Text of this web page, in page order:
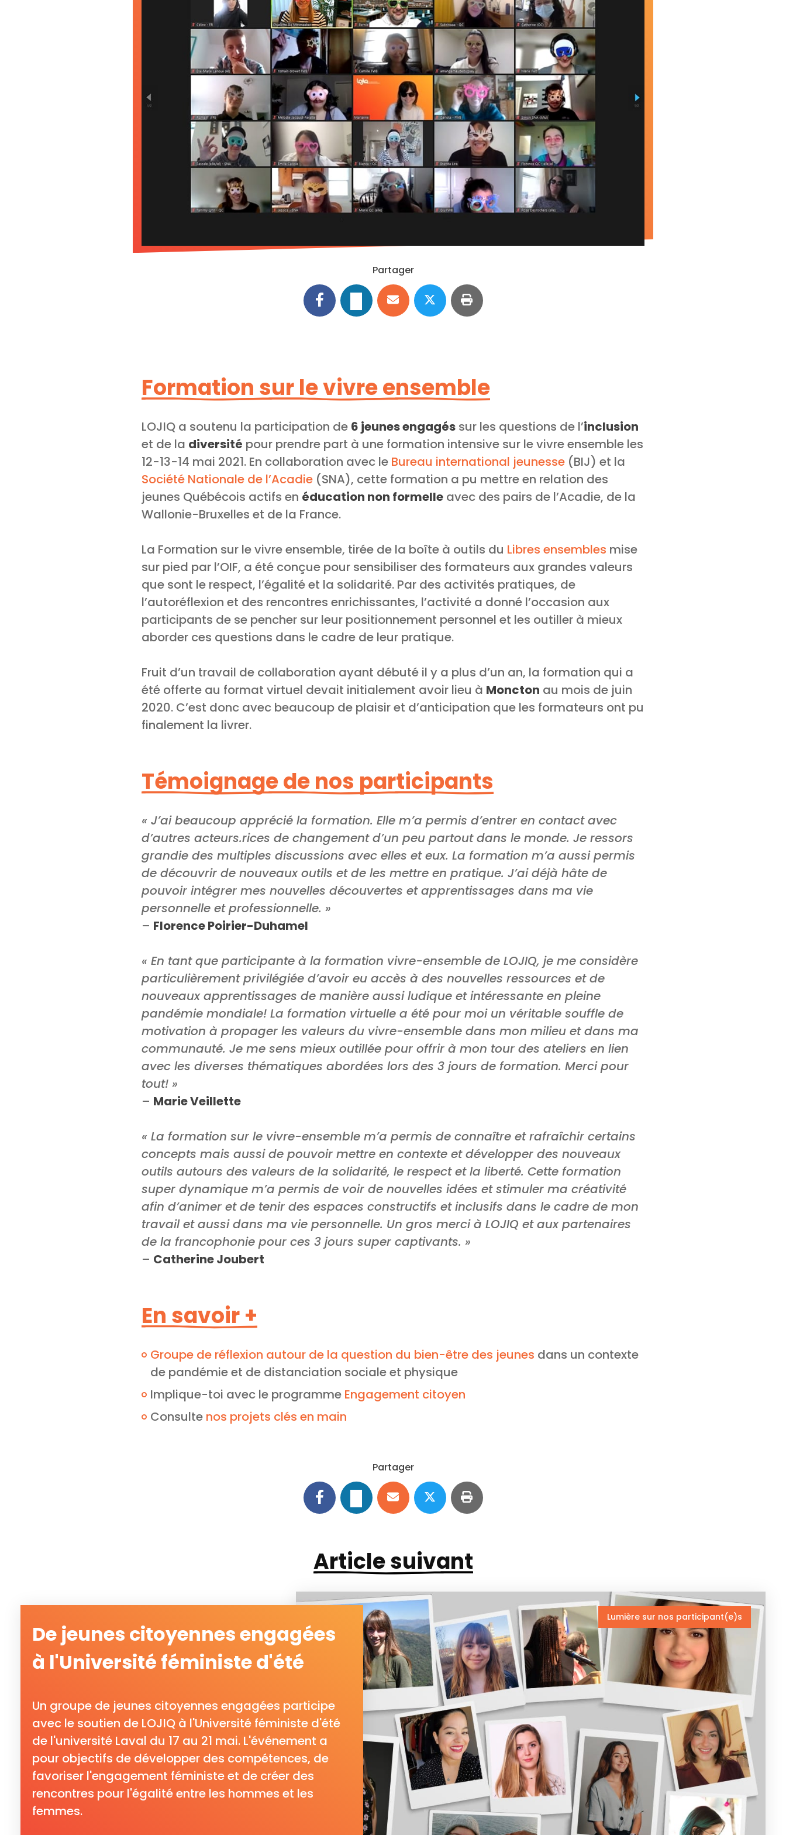
Partager
Formation sur le vivre ensemble
LOJIQ a soutenu la participation de 6 jeunes engagés sur les questions de l’inclusion
et de la diversité pour prendre part à une formation intensive sur le vivre ensemble les
12-13-14 mai 2021. En collaboration avec le Bureau international jeunesse (BIJ) et la
Société Nationale de l’Acadie (SNA), cette formation a pu mettre en relation des
jeunes Québécois actifs en éducation non formelle avec des pairs de l’Acadie, de la
Wallonie-Bruxelles et de la France.
La Formation sur le vivre ensemble, tirée de la boîte à outils du Libres ensembles mise
sur pied par l’OIF, a été conçue pour sensibiliser des formateurs aux grandes valeurs
que sont le respect, l’égalité et la solidarité. Par des activités pratiques, de
l’autoréflexion et des rencontres enrichissantes, l’activité a donné l’occasion aux
participants de se pencher sur leur positionnement personnel et les outiller à mieux
aborder ces questions dans le cadre de leur pratique.
Fruit d’un travail de collaboration ayant débuté il y a plus d’un an, la formation qui a
été offerte au format virtuel devait initialement avoir lieu à Moncton au mois de juin
2020. C’est donc avec beaucoup de plaisir et d’anticipation que les formateurs ont pu
finalement la livrer.
Témoignage de nos participants
« J’ai beaucoup apprécié la formation. Elle m’a permis d’entrer en contact avec
d’autres acteurs.rices de changement d’un peu partout dans le monde. Je ressors
grandie des multiples discussions avec elles et eux. La formation m’a aussi permis
de découvrir de nouveaux outils et de les mettre en pratique. J’ai déjà hâte de
pouvoir intégrer mes nouvelles découvertes et apprentissages dans ma vie
personnelle et professionnelle. »
– Florence Poirier-Duhamel
« En tant que participante à la formation vivre-ensemble de LOJIQ, je me considère
particulièrement privilégiée d’avoir eu accès à des nouvelles ressources et de
nouveaux apprentissages de manière aussi ludique et intéressante en pleine
pandémie mondiale! La formation virtuelle a été pour moi un véritable souffle de
motivation à propager les valeurs du vivre-ensemble dans mon milieu et dans ma
communauté. Je me sens mieux outillée pour offrir à mon tour des ateliers en lien
avec les diverses thématiques abordées lors des 3 jours de formation. Merci pour
tout! »
– Marie Veillette
« La formation sur le vivre-ensemble m’a permis de connaître et rafraîchir certains
concepts mais aussi de pouvoir mettre en contexte et développer des nouveaux
outils autours des valeurs de la solidarité, le respect et la liberté. Cette formation
super dynamique m’a permis de voir de nouvelles idées et stimuler ma créativité
afin d’animer et de tenir des espaces constructifs et inclusifs dans le cadre de mon
travail et aussi dans ma vie personnelle. Un gros merci à LOJIQ et aux partenaires
de la francophonie pour ces 3 jours super captivants. »
– Catherine Joubert
En savoir +
Groupe de réflexion autour de la question du bien-être des jeunes dans un contexte
de pandémie et de distanciation sociale et physique
Implique-toi avec le programme Engagement citoyen
Consulte nos projets clés en main
Partager
Article suivant
Lumière sur nos participant(e)s
De jeunes citoyennes engagées
à l'Université féministe d'été
Un groupe de jeunes citoyennes engagées participe
avec le soutien de LOJIQ à l'Université féministe d'été
de l'université Laval du 17 au 21 mai. L'événement a
pour objectifs de développer des compétences, de
favoriser l'engagement féministe et de créer des
rencontres pour l'égalité entre les hommes et les
femmes.